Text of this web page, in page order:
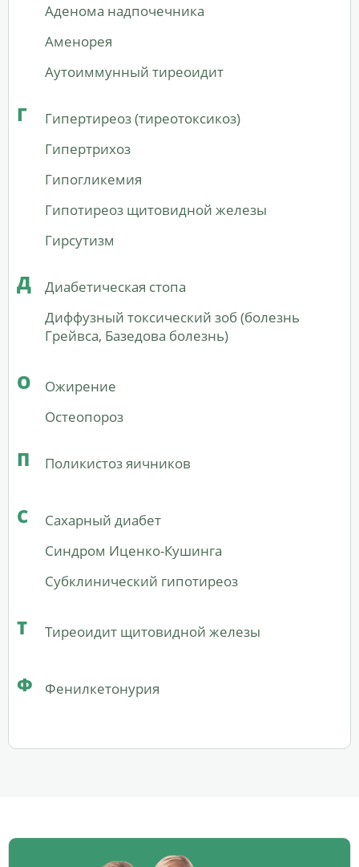
Аденома надпочечника
Аменорея
Аутоиммунный тиреоидит
Г
Гипертиреоз (тиреотоксикоз)
Гипертрихоз
Гипогликемия
Гипотиреоз щитовидной железы
Гирсутизм
Д
Диабетическая стопа
Диффузный токсический зоб (болезнь
Грейвса, Базедова болезнь)
О
Ожирение
Остеопороз
П Поликистоз яичников
С
Сахарный диабет
Синдром Иценко-Кушинга
Субклинический гипотиреоз
Т Тиреоидит щитовидной железы
Ф Фенилкетонурия